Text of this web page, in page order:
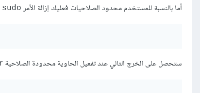
أما بالنسبة للمستخدم محدود الصلاحيات فعليك إزالة الأمر sudo
ستحصل على الخرج التالي عند تفعيل الحاوية محدودة الصلاحية root-less container: